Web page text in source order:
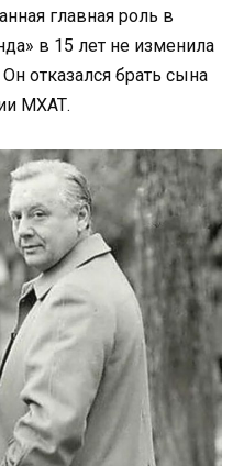
главная роль в
в 15 лет не изменила
отказался брать сына
МХАТ.